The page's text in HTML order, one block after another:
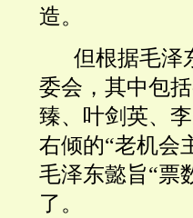
造。
但根据毛泽
委会，其中包
臻、叶剑英、
右倾的“老机会
毛泽东懿旨“票
了。